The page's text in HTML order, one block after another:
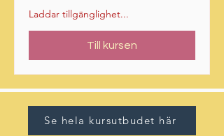
Laddar tillgänglighet...
Till kursen
Se hela kursutbudet här